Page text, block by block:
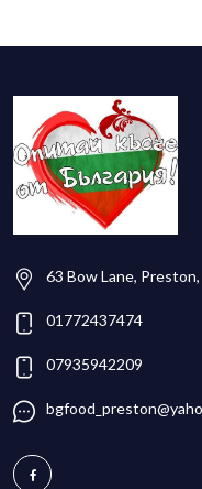
63 Bow Lane, Preston,
01772437474
07935942209